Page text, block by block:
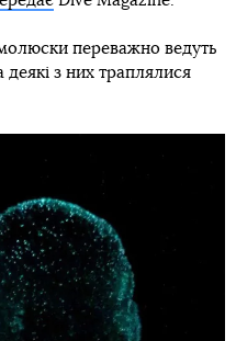
переважно ведуть
з них траплялися